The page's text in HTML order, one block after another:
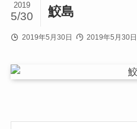
鮫島
2019
5/30
2019年5月30日 2019年5月30日